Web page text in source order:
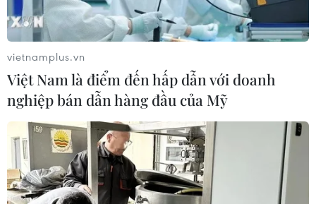
vietnamplus.vn
Việt Nam là điểm đến hấp dẫn với doanh
nghiệp bán dẫn hàng đầu của Mỹ